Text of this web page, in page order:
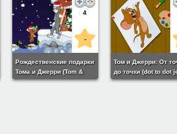
4
-
Рождественские подарки
Тома и Джерри (Tom &
Jerry Christmas gifts)
Том и Джерри: От
до точки (dot to dot